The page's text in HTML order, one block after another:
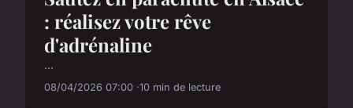
: réalisez votre rêve
d'adrénaline
...
08/04/2026 07:00 10 min de lecture